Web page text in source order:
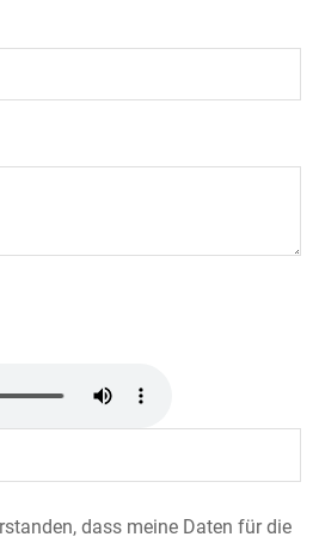
dass meine Daten für die